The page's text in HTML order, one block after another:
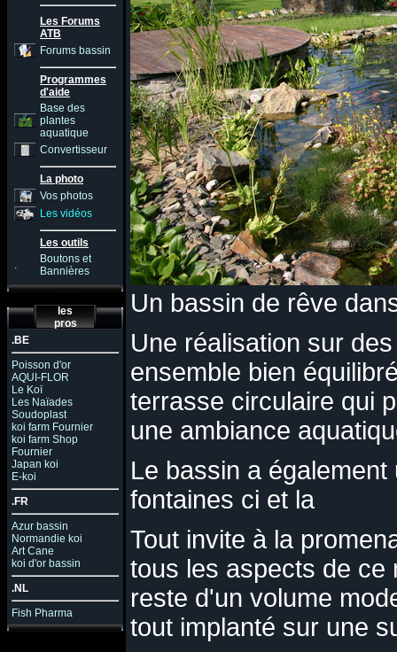
Les Forums
ATB
Forums bassin
Programmes
d'aide
Base des
plantes
aquatique
Convertisseur
La photo
Vos photos
Les vidéos
Les outils
.
Boutons et
Bannières
les
pros
.BE
Poisson d'or
AQUI-FLOR
Le Koï
Les Naïades
Soudoplast
koi farm Fournier
koi farm Shop
Fournier
Japan koi
E-koi
.FR
Azur bassin
Normandie koi
Art Cane
koi d'or bassin
.NL
Fish Pharma
Un bassin de rêve
Une réalisation sur
ensemble bien
terrasse circulaire qui
une ambiance
Le bassin a
fontaines ci et la
Tout invite à la
tous les aspects de ce
reste d'un volume
tout implanté sur une